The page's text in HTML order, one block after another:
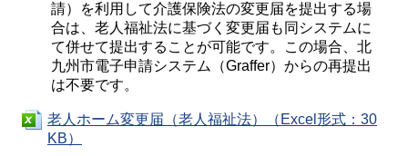
請）を利用して介護保険法の変更届を提出する場
合は、老人福祉法に基づく変更届も同システムに
て併せて提出することが可能です。この場合、北
九州市電子申請システム（Graffer）からの再提出
は不要です。
老人ホーム変更届（老人福祉法）（Excel形式：30
KB）